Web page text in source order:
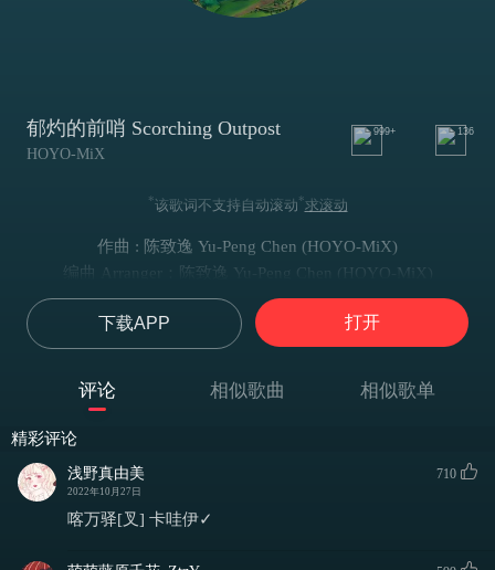
郁灼的前哨 Scorching Outpost
HOYO-MiX
999+ 136
*该歌词不支持自动滚动*求滚动
作曲 : 陈致逸 Yu-Peng Chen (HOYO-MiX)
编曲 Arranger：陈致逸 Yu-Peng Chen (HOYO-MiX)
指挥 Conductor：Robert Ziegler
乐队 Orchestra：伦敦交响乐团 London Symphony Orchestra
班苏里笛 Bansuri：Eliza Marshall
西塔尔琴 Sitar：Arjun Verma
小提琴 Violin：Stephanie Gonley
民乐监制 Folk Instruments Supervisor：Kuljit Bhamra
录音师 Recording Engineer：Lewis Jones/Oliver Thompson
音频编辑 Editing Engineer：George Oulton/Freddie Light
母带制作 Mastering Engineer：Simon Gibson
下载APP 打开
评论 相似歌曲 相似歌单
精彩评论
浅野真由美
2022年10月27日
710
喀万驿[叉] 卡哇伊✓